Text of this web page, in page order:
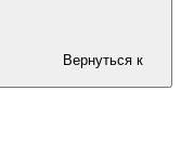
Вернуться к